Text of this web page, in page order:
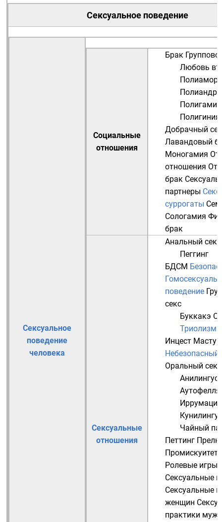
Сексуальное поведение
Сексуальное
поведение
человека
Социальные
отношения
Брак
Любовь
Полигамия
Полигиния
Добрачный
Лавандовый
Моногамия
отношения
брак
партнеры
суррогаты
Сологамия
брак
Сексуальные
отношения
Анальный секс
Пеггинг
БДСМ
поведение
секс
Буккакэ
Триолизм
Инцест
Небезопасный
Оральный секс
Анилингус
Иррумация
Кунилингус
Чайный
Петтинг
Промискуитет
Ролевые игры
Сексуальные
Сексуальные
женщин
практики